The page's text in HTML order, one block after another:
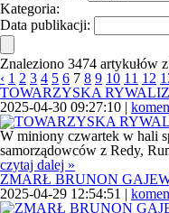
Kategoria:
Data publikacji:
Znaleziono 3474 artykułów
‹ 1 2 3 4 5 6 7 8 9 10 11 12
TOWARZYSKA
2025-04-30 09:27:10 |
W miniony czwartek w hali
samorządowców z Redy,
czytaj dalej »
ZMARŁ BRUNON
2025-04-29 12:54:51 |